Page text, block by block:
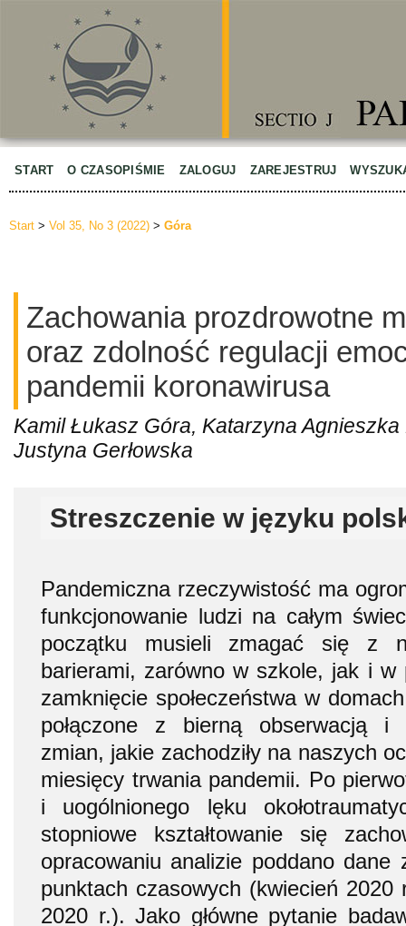
START O CZASOPIŚMIE ZALOGUJ ZAREJESTRUJ
Start > Vol 35, No 3 (2022) > Góra
Zachowania prozdrowotne
oraz zdolność regulacji
pandemii koronawirusa
Kamil Łukasz Góra, Katarzyna
Justyna Gerłowska
Streszczenie w języku
Pandemiczna rzeczywistość ma
funkcjonowanie ludzi na całym
początku musieli zmagać się z
barierami, zarówno w szkole, jak i w
zamknięcie społeczeństwa w
połączone z bierną obserwacją i
zmian, jakie zachodziły na naszych
miesięcy trwania pandemii. Po
i uogólnionego lęku
stopniowe kształtowanie się
opracowaniu analizie poddano dane
punktach czasowych (kwiecień 2020
2020 r.). Jako główne pytanie